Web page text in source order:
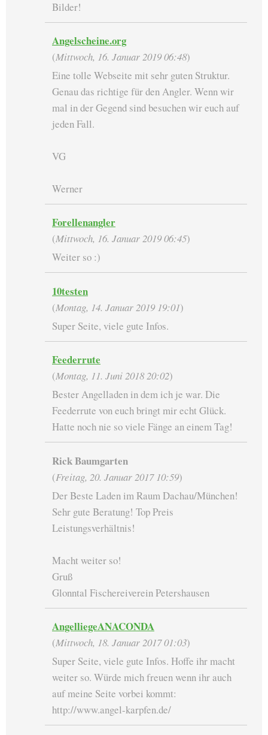
Bilder!
Angelscheine.org
(Mittwoch, 16. Januar 2019 06:48)
Eine tolle Webseite mit sehr guten Struktur.
Genau das richtige für den Angler. Wenn wir
mal in der Gegend sind besuchen wir euch auf
jeden Fall.
VG
Werner
Forellenangler
(Mittwoch, 16. Januar 2019 06:45)
Weiter so :)
10testen
(Montag, 14. Januar 2019 19:01)
Super Seite, viele gute Infos.
Feederrute
(Montag, 11. Juni 2018 20:02)
Bester Angelladen in dem ich je war. Die
Feederrute von euch bringt mir echt Glück.
Hatte noch nie so viele Fänge an einem Tag!
Rick Baumgarten
(Freitag, 20. Januar 2017 10:59)
Der Beste Laden im Raum Dachau/München!
Sehr gute Beratung! Top Preis
Leistungsverhältnis!
Macht weiter so!
Gruß
Glonntal Fischereiverein Petershausen
AngelliegeANACONDA
(Mittwoch, 18. Januar 2017 01:03)
Super Seite, viele gute Infos. Hoffe ihr macht
weiter so. Würde mich freuen wenn ihr auch
auf meine Seite vorbei kommt:
http://www.angel-karpfen.de/